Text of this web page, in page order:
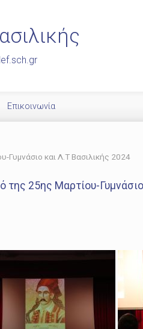
Επικοινωνία
και Λ.Τ Βασιλικής 2024
25ης Μαρτίου-